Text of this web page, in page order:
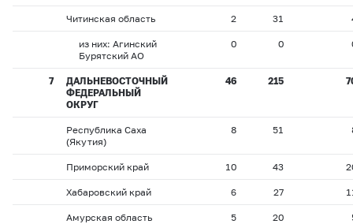
Читинская область 2 31
из них: Агинский
Бурятский АО
0 0
7
ДАЛЬНЕВОСТОЧНЫЙ
ФЕДЕРАЛЬНЫЙ
ОКРУГ
46 215
Республика Саха
(Якутия)
8 51
Приморский край 10 43
Хабаровский край 6 27
Амурская область 5 20